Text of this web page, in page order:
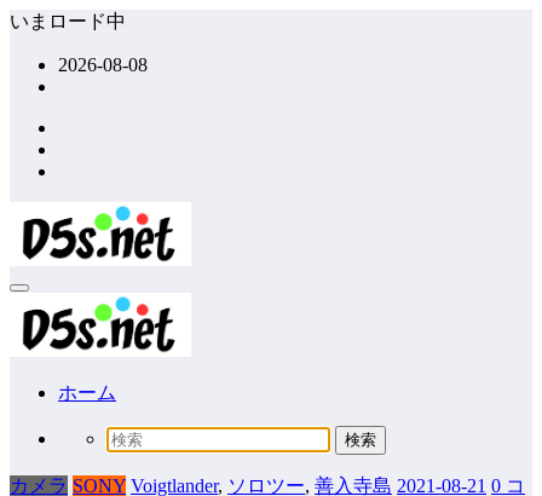
コ
ッ
プ
いまロード中
2026-08-08
ホーム
カメラ SONY Voigtlander, ソロツー, 善入寺島 2021-08-21 0 コ